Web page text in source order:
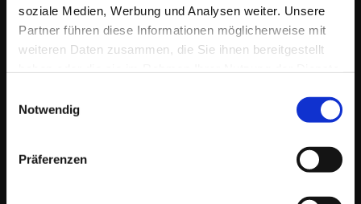
soziale Medien, Werbung und Analysen weiter. Unsere
Partner führen diese Informationen möglicherweise mit
weiteren Daten zusammen, die Sie ihnen bereitgestellt
Notwendig
Präferenzen
größerer Unternehmen im In- & Ausland tätig.
KONTAKT